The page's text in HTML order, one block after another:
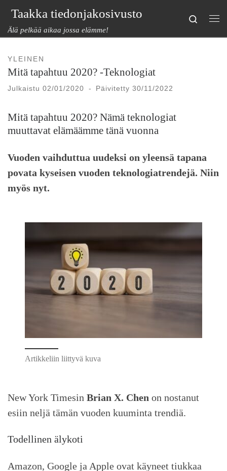
Skip to content
Taakka tiedonjakosivusto
Älä pelkää aikaa jossa elämme!
Search
YLEINEN
Mitä tapahtuu 2020? -Teknologiat
Julkaistu 02/01/2020 - Päivitetty30/11/2022
Mitä tapahtuu 2020? Nämä teknologiat
muuttavat elämäämme tänä vuonna
Vuoden vaihduttua uudeksi on yleensä tapana
povata kyseisen vuoden teknologiatrendejä. Niin
myös nyt.
Artikkeliin liittyvä kuva
New York Timesin Brian X. Chen on nostanut
esiin neljä tämän vuoden kuuminta trendiä.
Todellinen älykoti
Amazon, Google ja Apple ovat käyneet tiukkaa